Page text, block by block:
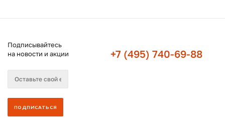
Подписывайтесь
на новости и акции
+7 (495) 740-69-88